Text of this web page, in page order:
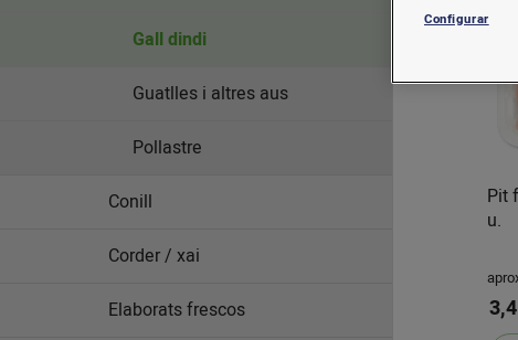
Gall dindi
Guatlles i altres aus
Pollastre
Conill
Corder / xai
Elaborats frescos
Pit
u.
Configurar